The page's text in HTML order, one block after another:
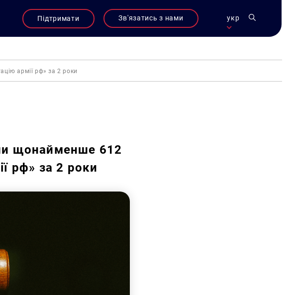
Підтримати Зв'язатись з нами укр
армії рф» за 2 роки
щонайменше 612
рф» за 2 роки